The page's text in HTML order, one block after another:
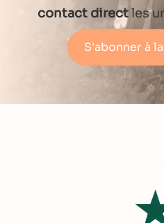
contact directles
S'abonner à